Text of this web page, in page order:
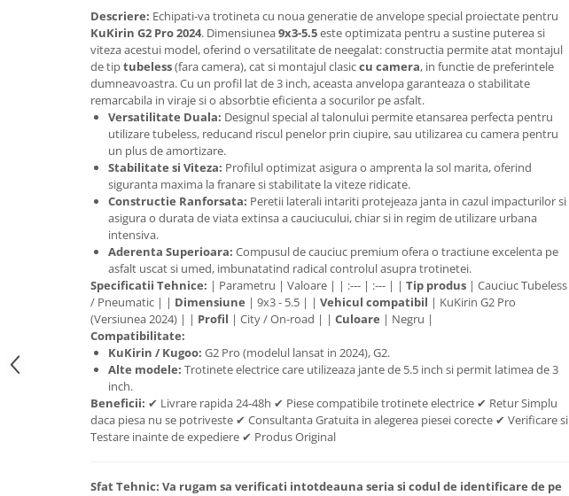
https://www.doctortrotineta.ro/camere-
https://www.doctortrotineta.ro/cauciucuri-
trotinete-electrice
https://www.doctortrotineta.ro/cauciucuri-
cauciucuri-bicicleta
Camere bicicleta
Cauciuc tubeless cu GEL antipană
Trotinete electrice
Biciclete Electrice
Anvelope moto
Camere moto
Cauciucuri bicicleta
Anvelope și Camere Utilaje
https://www.doctortrotineta.ro/plata-
Descriere: Echipati-va trotineta cu noua generatie de anvelope special proiectate pentru
KuKirin G2 Pro 2024. Dimensiunea9x3-5.5este optimizata pentru a sustine puterea si
viteza acestui model, oferind o versatilitate de neegalat: constructia permite atat montajul
de tiptubeless(fara camera), cat si montajul clasiccu camera, in functie de preferintele
dumneavoastra. Cu un profil lat de 3 inch, aceasta anvelopa garanteaza o stabilitate
remarcabila in viraje si o absorbtie eficienta a socurilor pe asfalt.
Versatilitate Duala: Designul special al talonului permite etansarea perfecta pentru
utilizare tubeless, reducand riscul penelor prin ciupire, sau utilizarea cu camera pentru
un plus de amortizare.
Stabilitate si Viteza: Profilul optimizat asigura o amprenta la sol marita, oferind
siguranta maxima la franare si stabilitate la viteze ridicate.
Constructie Ranforsata: Peretii laterali intariti protejeaza janta in cazul impacturilor si
asigura o durata de viata extinsa a cauciucului, chiar si in regim de utilizare urbana
intensiva.
Aderenta Superioara: Compusul de cauciuc premium ofera o tractiune excelenta pe
asfalt uscat si umed, imbunatatind radical controlul asupra trotinetei.
Specificatii Tehnice: | Parametru | Valoare | | :--- | :--- | | Tip produs | Cauciuc Tubeless
/ Pneumatic | | Dimensiune | 9x3 - 5.5 | | Vehicul compatibil | KuKirin G2 Pro
(Versiunea 2024) | | Profil | City / On-road | | Culoare | Negru |
Compatibilitate:
KuKirin / Kugoo: G2 Pro (modelul lansat in 2024), G2.
Alte modele: Trotinete electrice care utilizeaza jante de 5.5 inch si permit latimea de 3
inch.
Beneficii: ✔ Livrare rapida 24-48h ✔ Piese compatibile trotinete electrice ✔ Retur Simplu
daca piesa nu se potriveste ✔ Consultanta Gratuita in alegerea piesei corecte ✔ Verificare si
Testare inainte de expediere ✔ Produs Original
Sfat Tehnic: Va rugam sa verificati intotdeauna seria si codul de identificare de pe